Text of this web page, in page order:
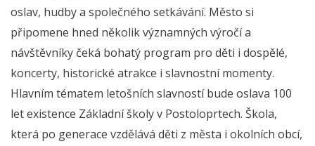
oslav, hudby a společného setkávání. Město si
připomene hned několik významných výročí a
návštěvníky čeká bohatý program pro děti i dospělé,
koncerty, historické atrakce i slavnostní momenty.
Hlavním tématem letošních slavností bude oslava 100
let existence Základní školy v Postoloprtech. Škola,
která po generace vzdělává děti z města i okolních obcí,